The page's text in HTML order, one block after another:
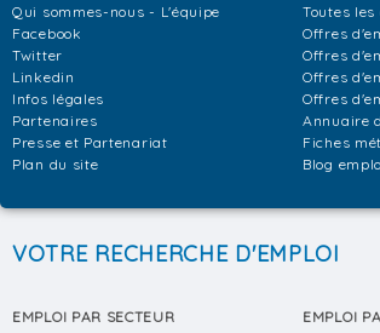
Qui sommes-nous - L'équipe
Facebook
Twitter
Linkedin
Infos légales
Partenaires
Presse et Partenariat
Plan du site
Toutes
Offres
Offres
Offres
Offres
Annuaire
Fiches
Blog
VOTRE RECHERCHE D'EMPLOI
EMPLOI PAR SECTEUR
EMPLOI